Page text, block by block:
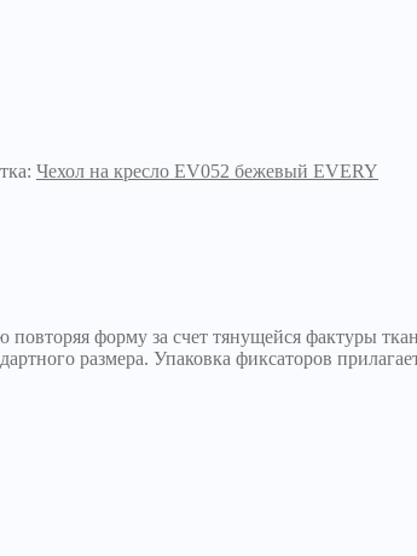
Чехол на кресло EV052 бежевый EVERY
форму за счет тянущейся фактуры
размера. Упаковка фиксаторов